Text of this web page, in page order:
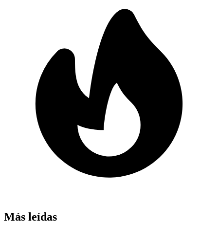
Más leídas